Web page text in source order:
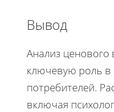
Вывод
Анализ ценового
ключевую роль
потребителей.
включая